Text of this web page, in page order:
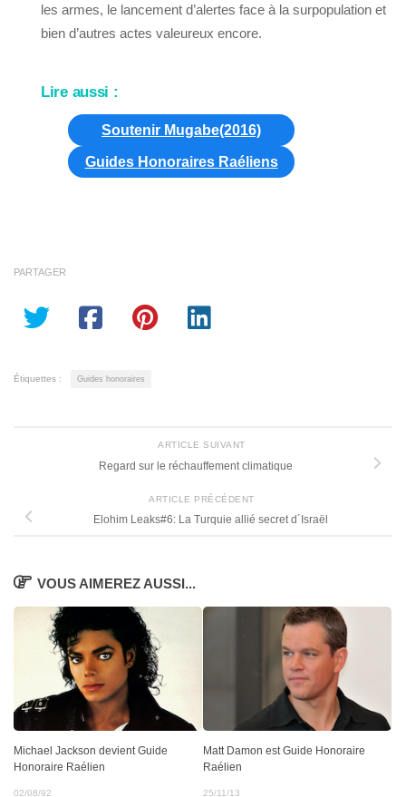
les armes, le lancement d’alertes face à la surpopulation et
bien d’autres actes valeureux encore.
Lire aussi :
Soutenir Mugabe(2016)
Guides Honoraires Raéliens
PARTAGER
Étiquettes : Guides honoraires
ARTICLE SUIVANT
Regard sur le réchauffement climatique
ARTICLE PRÉCÉDENT
Elohim Leaks#6: La Turquie allié secret d´Israël
VOUS AIMEREZ AUSSI...
Michael Jackson devient Guide
Honoraire Raélien
02/08/92
Matt Damon est Guide Honoraire
Raélien
25/11/13